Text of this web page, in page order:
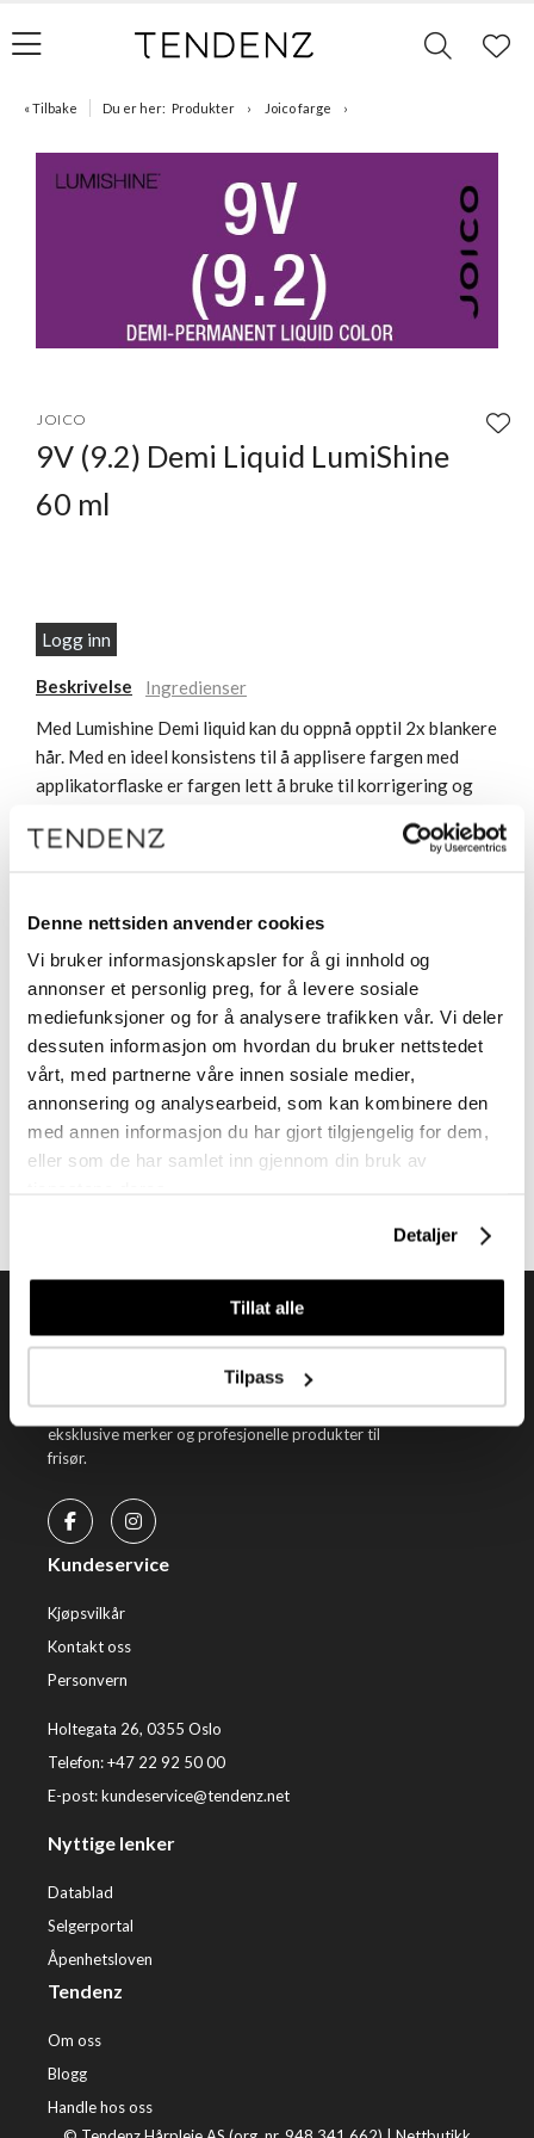
Denne nettsiden anvender cookies
Vi bruker informasjonskapsler for å gi innhold og
annonser et personlig preg, for å levere sosiale
mediefunksjoner og for å analysere trafikken vår. Vi deler
dessuten informasjon om hvordan du bruker nettstedet
vårt, med partnerne våre innen sosiale medier,
annonsering og analysearbeid, som kan kombinere den
med annen informasjon du har gjort tilgjengelig for dem,
eller som de har samlet inn gjennom din bruk av
Detaljer
Tillat alle
Tilpass
« Tilbake Du er her: Produkter Joico farge
of
1
JOICO
9V (9.2) Demi Liquid LumiShine
60 ml
Logg inn
Beskrivelse
Ingredienser
Med Lumishine Demi liquid kan du oppnå opptil 2x blankere
hår. Med en ideel konsistens til å applisere fargen med
applikatorflaske er fargen lett å bruke til korrigering og
balansert formulert med argipl
Meld deg på vårt nyhetsbrev
Få nyheter, kampanjer og inspirasjon fra oss rett til din innboks
Tendenz Hårpleie AS er en solid totalleverandør av
eksklusive merker og profesjonelle produkter til
frisør.
Kundeservice
Kjøpsvilkår
Kontakt oss
Personvern
Holtegata 26, 0355 Oslo
Telefon: +47 22 92 50 00
E-post:kundeservice@tendenz.net
Nyttige lenker
Datablad
Selgerportal
Åpenhetsloven
Tendenz
Om oss
Blogg
Handle hos oss